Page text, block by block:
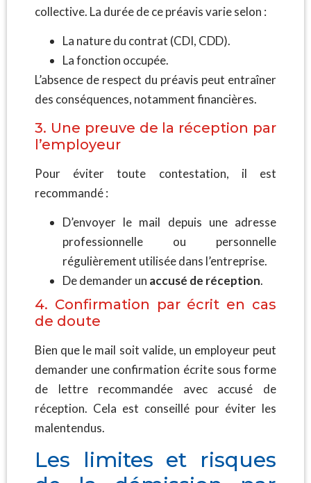
collective. La durée de ce préavis varie selon :
La nature du contrat (CDI, CDD).
La fonction occupée.
L’absence de respect du préavis peut entraîner
des conséquences, notamment financières.
3. Une preuve de la réception par
l’employeur
Pour éviter toute contestation, il est
recommandé :
D’envoyer le mail depuis une adresse
professionnelle ou personnelle
régulièrement utilisée dans l’entreprise.
De demander un accusé de réception.
4. Confirmation par écrit en cas
de doute
Bien que le mail soit valide, un employeur peut
demander une confirmation écrite sous forme
de lettre recommandée avec accusé de
réception. Cela est conseillé pour éviter les
malentendus.
Les limites et risques